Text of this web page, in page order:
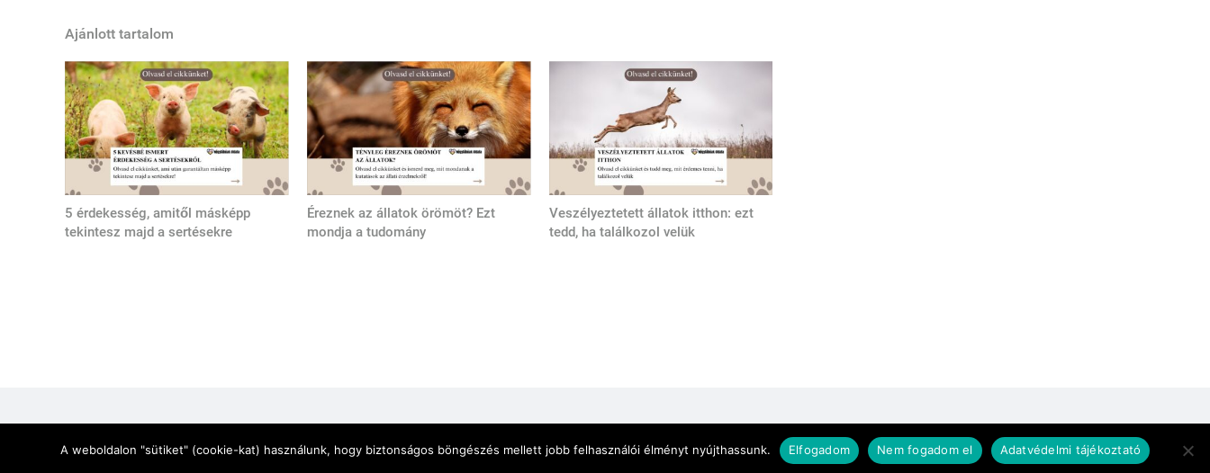
Ajánlott tartalom
5 érdekesség, amitől másképp
tekintesz majd a sertésekre
Éreznek az állatok örömöt? Ezt
mondja a tudomány
Veszélyeztetett állatok itthon: ezt
tedd, ha találkozol velük
A weboldalon "sütiket" (cookie-kat) használunk, hogy biztonságos böngészés mellett jobb felhasználói élményt nyújthassunk. Elfogadom Nem fogadom el Adatvédelmi tájékoztató